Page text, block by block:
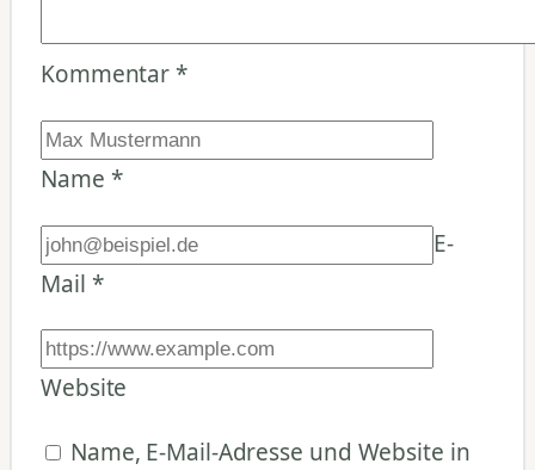
Kommentar *
Name *
E-
Mail *
Website
Name, E-Mail-Adresse und Website in